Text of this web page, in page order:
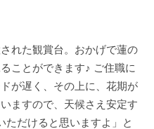
れた観賞台。おかげで蓮の
ことができます♪ ご住職に
が遅く、その上に、花期が
ますので、天候さえ安定す
ただけると思いますよ」と